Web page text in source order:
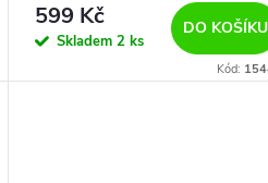
599 Kč
Skladem 2 ks
DO KOŠÍKU
Kód: